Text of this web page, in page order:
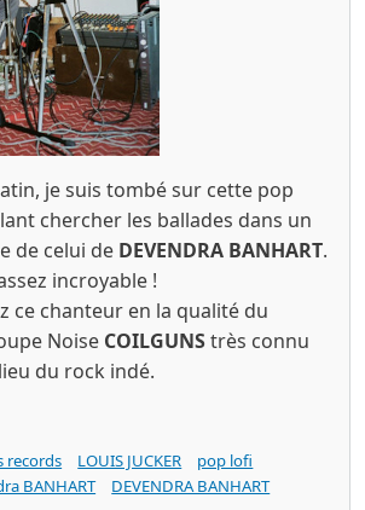
je suis tombé sur cette pop
chercher les ballades dans un
de celui de DEVENDRA BANHART.
incroyable !
ce chanteur en la qualité du
Noise COILGUNStrès connu
du rock indé.
records LOUIS JUCKER
pop lofi
BANHART DEVENDRA BANHART